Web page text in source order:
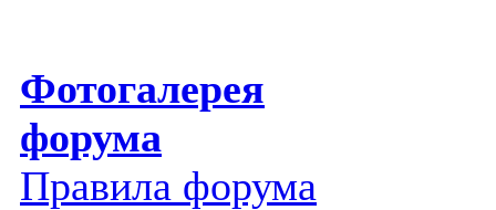
Фотогалерея
форума
Правила форума